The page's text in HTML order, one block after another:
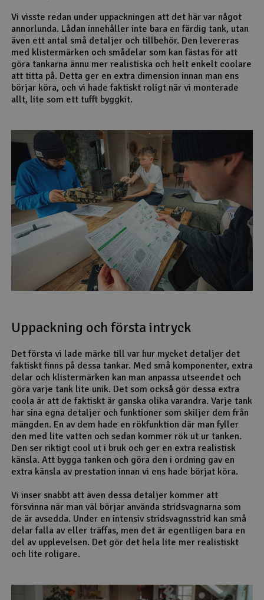
Vi visste redan under uppackningen att det här var något
annorlunda. Lådan innehåller inte bara en färdig tank, utan
även ett antal små detaljer och tillbehör. Den levereras
med klistermärken och smådelar som kan fästas för att
göra tankarna ännu mer realistiska och helt enkelt coolare
att titta på. Detta ger en extra dimension innan man ens
börjar köra, och vi hade faktiskt roligt när vi monterade
allt, lite som ett tufft byggkit.
Uppackning och första intryck
Det första vi lade märke till var hur mycket detaljer det
faktiskt finns på dessa tankar. Med små komponenter, extra
delar och klistermärken kan man anpassa utseendet och
göra varje tank lite unik. Det som också gör dessa extra
coola är att de faktiskt är ganska olika varandra. Varje tank
har sina egna detaljer och funktioner som skiljer dem från
mängden. En av dem hade en rökfunktion där man fyller
den med lite vatten och sedan kommer rök ut ur tanken.
Den ser riktigt cool ut i bruk och ger en extra realistisk
känsla. Att bygga tanken och göra den i ordning gav en
extra känsla av prestation innan vi ens hade börjat köra.
Vi inser snabbt att även dessa detaljer kommer att
försvinna när man väl börjar använda stridsvagnarna som
de är avsedda. Under en intensiv stridsvagnsstrid kan små
delar falla av eller träffas, men det är egentligen bara en
del av upplevelsen. Det gör det hela lite mer realistiskt
och lite roligare.